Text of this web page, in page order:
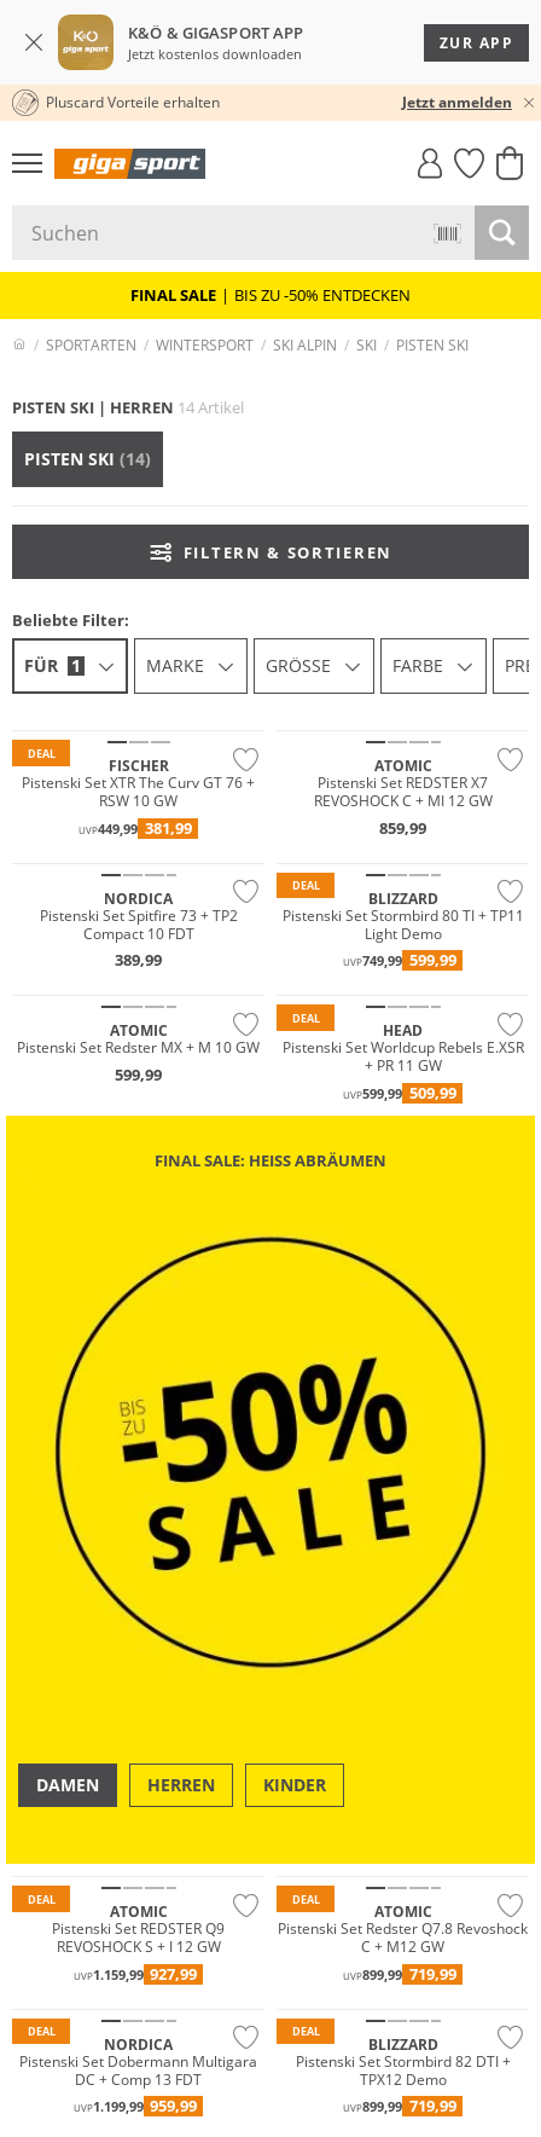
K&Ö & GIGASPORT APP
Jetzt kostenlos downloaden
ZUR APP
30 TAGE RÜCKGABERECHT
Pluscard Vorteile erhalten Jetzt anmelden
GIGASTYLE
FAHRRAD­
MUST-HAVE
FINAL SALE | BIS ZU -50% ENTDECKEN
SPORTARTEN WINTERSPORT SKI ALPIN SKI PISTEN SKI
PISTEN SKI | HERREN 14 Artikel
PISTEN SKI (14)
FILTERN & SORTIEREN
Beliebte Filter:
FÜR 1 MARKE GRÖSSE FARBE
DEAL
FISCHER
Pistenski Set XTR The Curv GT 76 +
RSW 10 GW
UVP449,99 381,99
ATOMIC
Pistenski Set REDSTER X7
REVOSHOCK C + MI 12 GW
859,99
NORDICA
Pistenski Set Spitfire 73 + TP2
Compact 10 FDT
389,99
DEAL
BLIZZARD
Pistenski Set Stormbird 80 TI + TP11
Light Demo
UVP749,99 599,99
ATOMIC
Pistenski Set Redster MX + M 10 GW
599,99
DEAL
HEAD
Pistenski Set Worldcup Rebels E.XSR
+ PR 11 GW
UVP599,99 509,99
FINAL SALE: HEISS ABRÄUMEN
DAMEN HERREN KINDER
DEAL
ATOMIC
Pistenski Set REDSTER Q9
REVOSHOCK S + I 12 GW
UVP1.159,99 927,99
DEAL
ATOMIC
Pistenski Set Redster Q7.8 Revoshock
C + M12 GW
UVP899,99 719,99
DEAL
NORDICA
Pistenski Set Dobermann Multigara
DC + Comp 13 FDT
UVP1.199,99 959,99
DEAL
BLIZZARD
Pistenski Set Stormbird 82 DTI +
TPX12 Demo
UVP899,99 719,99